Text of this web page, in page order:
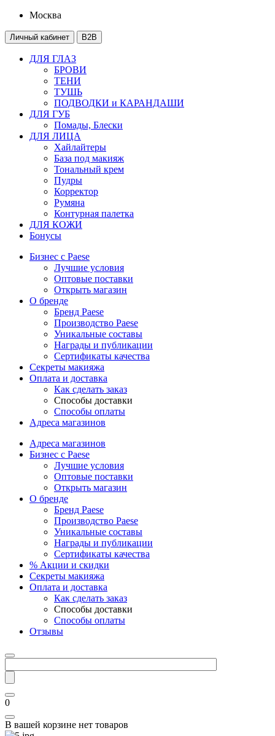
Москва
Личный кабинет B2B
ДЛЯ ГЛАЗ
БРОВИ
ТЕНИ
ТУШЬ
ПОДВОДКИ и КАРАНДАШИ
ДЛЯ ГУБ
Помады, Блески
ДЛЯ ЛИЦА
Хайлайтеры
База под макияж
Тональный крем
Пудры
Корректор
Румяна
Контурная палетка
ДЛЯ КОЖИ
Бонусы
Бизнес с Paese
Лучшие условия
Оптовые поставки
Открыть магазин
О бренде
Бренд Paese
Производство Paese
Уникальные составы
Награды и публикации
Сертификаты качества
Секреты макияжа
Оплата и доставка
Как сделать заказ
Способы доставки
Способы оплаты
Адреса магазинов
Адреса магазинов
Бизнес с Paese
Лучшие условия
Оптовые поставки
Открыть магазин
О бренде
Бренд Paese
Производство Paese
Уникальные составы
Награды и публикации
Сертификаты качества
% Акции и скидки
Секреты макияжа
Оплата и доставка
Как сделать заказ
Способы доставки
Способы оплаты
Отзывы
0
В вашей корзине нет товаров